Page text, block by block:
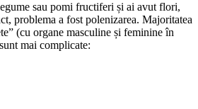
sau pomi fructiferi și ai avut flori,
problema a fost polenizarea. Majoritatea
(cu organe masculine și feminine în
mai complicate: